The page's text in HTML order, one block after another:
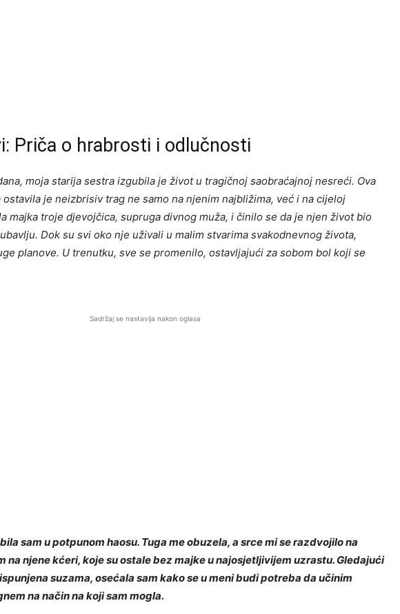
Priča o hrabrosti i odlučnosti
moja starija sestra izgubila je život u tragičnoj saobraćajnoj nesreći. Ova
je neizbrisiv trag ne samo na njenim najbližima, već i na cijeloj
majka troje djevojčica, supruga divnog muža, i činilo se da je njen život bio
Dok su svi oko nje uživali u malim stvarima svakodnevnog života,
planove. U trenutku, sve se promenilo, ostavljajući za sobom bol koji se
Sadržaj se nastavlja nakon oglasa
sam u potpunom haosu. Tuga me obuzela, a srce mi se razdvojilo na
na njene kćeri, koje su ostale bez majke u najosjetljivijem uzrastu. Gledajući
suzama, osećala sam kako se u meni budi potreba da učinim
na način na koji sam mogla.